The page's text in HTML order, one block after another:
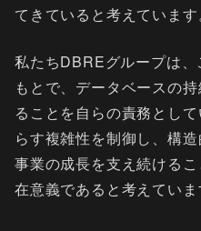
てきていると考えています
私たちDBREグループは
もとで、データベースの
ることを自らの責務とし
らす複雑性を制御し、構
事業の成長を支え続ける
在意義であると考えていま